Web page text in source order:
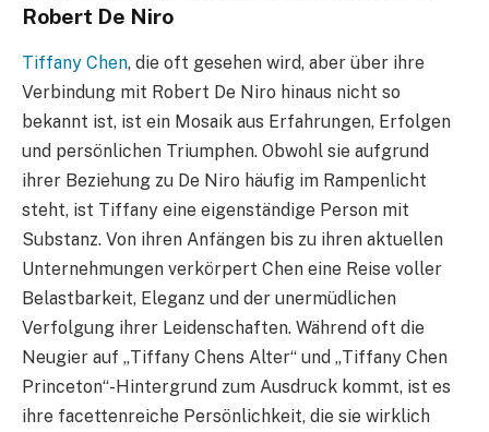
Robert De Niro
Tiffany Chen, die oft gesehen wird, aber über ihre
Verbindung mit Robert De Niro hinaus nicht so
bekannt ist, ist ein Mosaik aus Erfahrungen, Erfolgen
und persönlichen Triumphen. Obwohl sie aufgrund
ihrer Beziehung zu De Niro häufig im Rampenlicht
steht, ist Tiffany eine eigenständige Person mit
Substanz. Von ihren Anfängen bis zu ihren aktuellen
Unternehmungen verkörpert Chen eine Reise voller
Belastbarkeit, Eleganz und der unermüdlichen
Verfolgung ihrer Leidenschaften. Während oft die
Neugier auf „Tiffany Chens Alter“ und „Tiffany Chen
Princeton“-Hintergrund zum Ausdruck kommt, ist es
ihre facettenreiche Persönlichkeit, die sie wirklich